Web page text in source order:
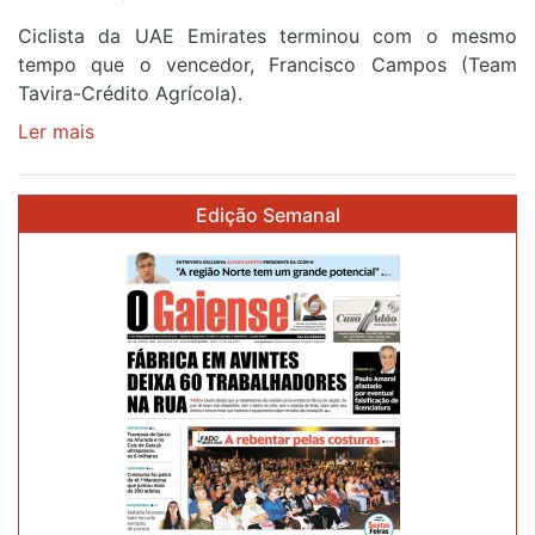
Ciclista da UAE Emirates terminou com o mesmo
tempo que o vencedor, Francisco Campos (Team
Tavira-Crédito Agrícola).
Ler mais
Camisola
Amarela
após
quarto
cruzar
Edição Semanal